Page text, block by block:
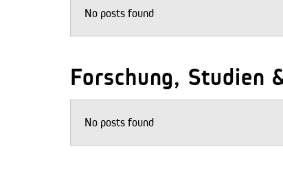
No posts found
Forschung, Studien
No posts found